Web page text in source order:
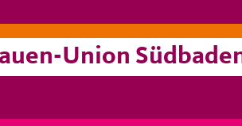
Union